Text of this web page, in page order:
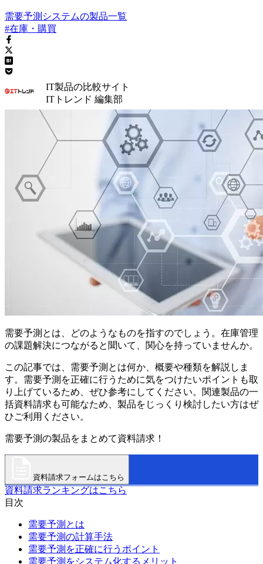
需要予測システムの製品一覧
#在庫・購買
IT製品の比較サイト
ITトレンド 編集部
需要予測とは、どのようなものを指すのでしょう。在庫管理
の課題解決につながると聞いて、関心を持っていませんか。
この記事では、需要予測とは何か、概要や種類を解説しま
す。需要予測を正確に行うために気をつけたいポイントも取
り上げているため、ぜひ参考にしてください。関連製品の一
括資料請求も可能なため、製品をじっくり検討したい方はぜ
ひご利用ください。
需要予測の製品をまとめて資料請求！
資料請求フォームはこちら
資料請求ランキングはこちら
目次
需要予測とは
需要予測の計算手法
需要予測を正確に行うポイント
需要予測をシステム化するメリット